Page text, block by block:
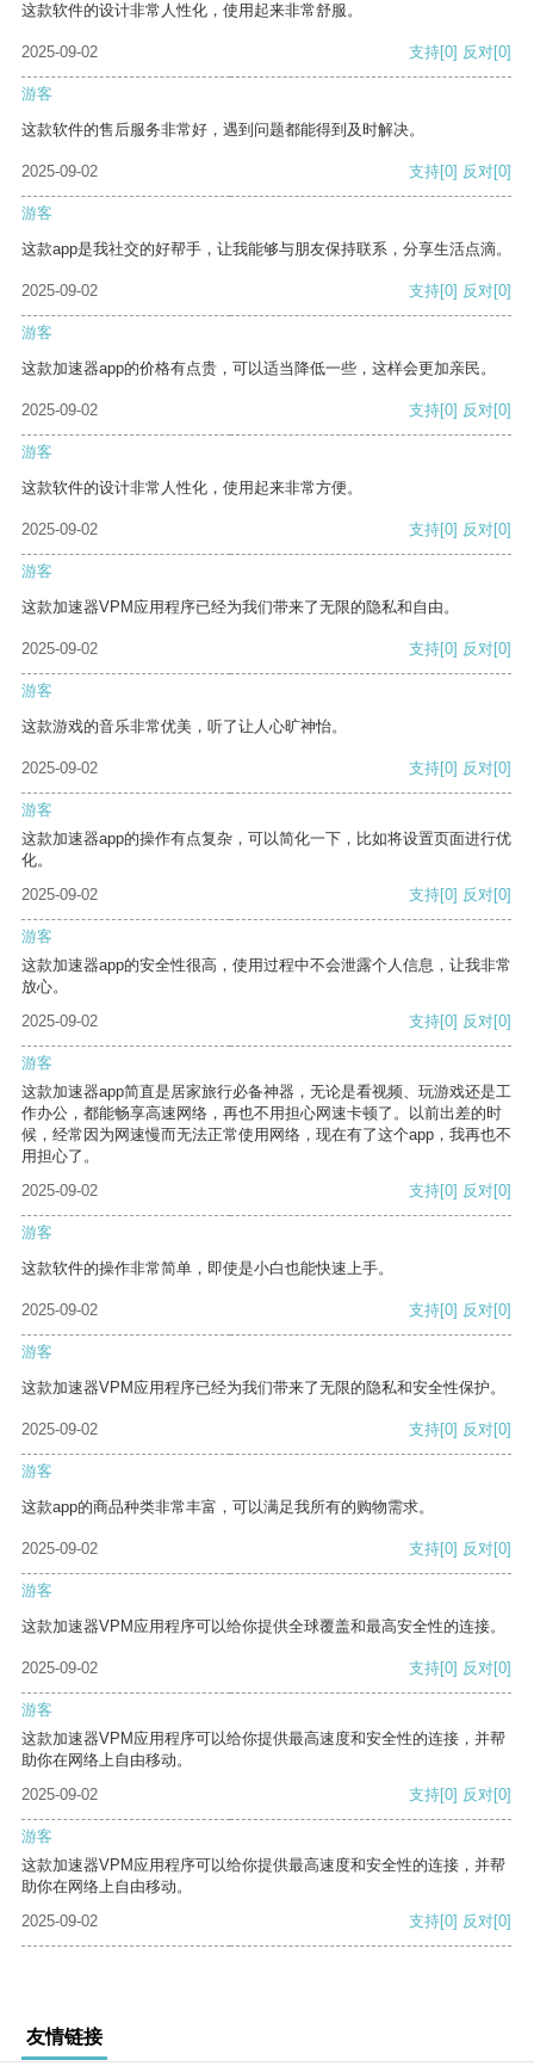
这款软件的设计非常人性化，使用起来非常舒服。
2025-09-02 支持[0] 反对[0]
游客
这款软件的售后服务非常好，遇到问题都能得到及时解决。
2025-09-02 支持[0] 反对[0]
游客
这款app是我社交的好帮手，让我能够与朋友保持联系，分享生活点滴。
2025-09-02 支持[0] 反对[0]
游客
这款加速器app的价格有点贵，可以适当降低一些，这样会更加亲民。
2025-09-02 支持[0] 反对[0]
游客
这款软件的设计非常人性化，使用起来非常方便。
2025-09-02 支持[0] 反对[0]
游客
这款加速器VPM应用程序已经为我们带来了无限的隐私和自由。
2025-09-02 支持[0] 反对[0]
游客
这款游戏的音乐非常优美，听了让人心旷神怡。
2025-09-02 支持[0] 反对[0]
游客
这款加速器app的操作有点复杂，可以简化一下，比如将设置页面进行优
化。
2025-09-02
支持[0] 反对[0]
游客
这款加速器app的安全性很高，使用过程中不会泄露个人信息，让我非常
放心。
2025-09-02
支持[0] 反对[0]
游客
这款加速器app简直是居家旅行必备神器，无论是看视频、玩游戏还是工
作办公，都能畅享高速网络，再也不用担心网速卡顿了。以前出差的时
候，经常因为网速慢而无法正常使用网络，现在有了这个app，我再也不
用担心了。
2025-09-02
支持[0] 反对[0]
游客
这款软件的操作非常简单，即使是小白也能快速上手。
2025-09-02 支持[0] 反对[0]
游客
这款加速器VPM应用程序已经为我们带来了无限的隐私和安全性保护。
2025-09-02 支持[0] 反对[0]
游客
这款app的商品种类非常丰富，可以满足我所有的购物需求。
2025-09-02 支持[0] 反对[0]
游客
这款加速器VPM应用程序可以给你提供全球覆盖和最高安全性的连接。
2025-09-02 支持[0] 反对[0]
游客
这款加速器VPM应用程序可以给你提供最高速度和安全性的连接，并帮
助你在网络上自由移动。
2025-09-02
支持[0] 反对[0]
游客
这款加速器VPM应用程序可以给你提供最高速度和安全性的连接，并帮
助你在网络上自由移动。
2025-09-02
支持[0] 反对[0]
友情链接